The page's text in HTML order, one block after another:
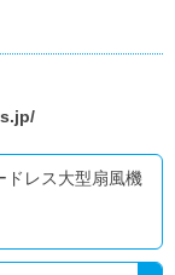
ドレス大型扇風機